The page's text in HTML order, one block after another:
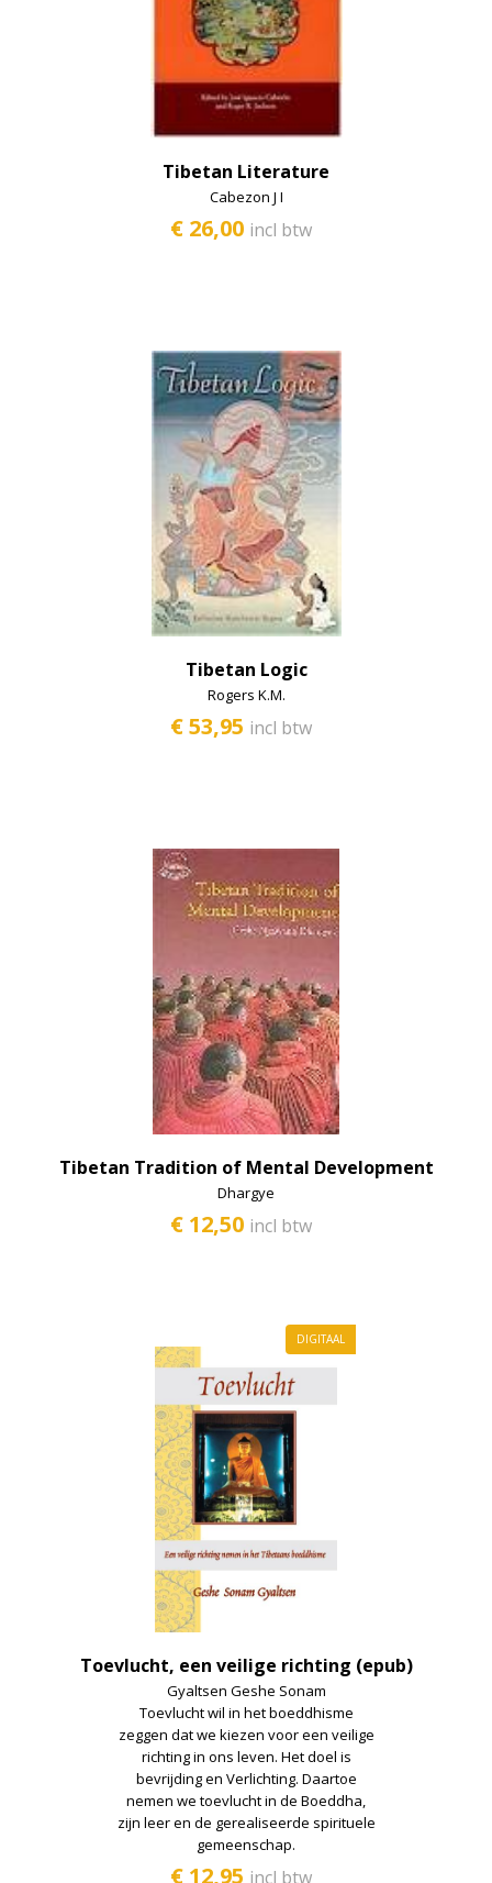
Tibetan Literature
Cabezon J I
€ 26,00 incl btw
Tibetan Logic
Rogers K.M.
€ 53,95 incl btw
Tibetan Tradition of Mental Development
Dhargye
€ 12,50 incl btw
DIGITAAL
Toevlucht, een veilige richting (epub)
Gyaltsen Geshe Sonam
Toevlucht wil in het boeddhisme
zeggen dat we kiezen voor een veilige
richting in ons leven. Het doel is
bevrijding en Verlichting. Daartoe
nemen we toevlucht in de Boeddha,
zijn leer en de gerealiseerde spirituele
gemeenschap.
€ 12,95 incl btw